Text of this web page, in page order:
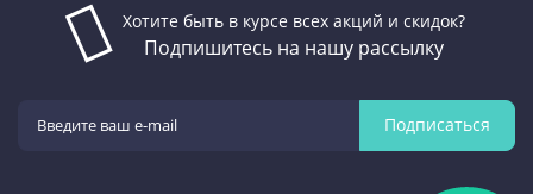
Хотите быть в курсе всех акций и скидок?
Подпишитесь на нашу рассылку
Подписаться